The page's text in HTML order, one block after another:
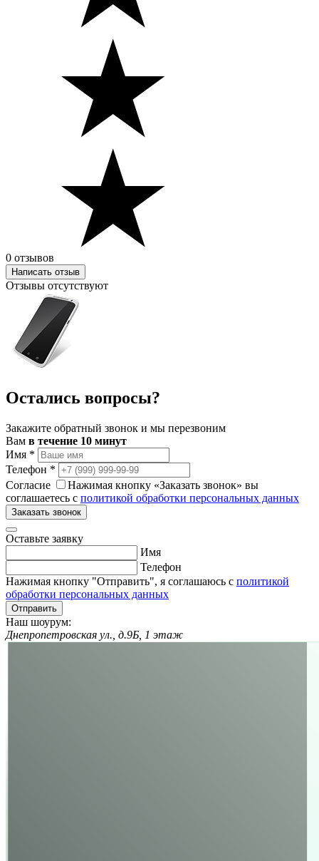
0 отзывов
Написать отзыв
Отзывы отсутствуют
Остались вопросы?
Закажите обратный звонок и мы перезвоним
Вам в течение 10 минут
Имя *
Телефон *
Согласие
Нажимая кнопку «Заказать звонок» вы
соглашаетесь с политикой обработки персональных данных
Заказать звонок
Оставьте заявку
Имя
Телефон
Нажимая кнопку "Отправить", я соглашаюсь с политикой
обработки персональных данных
Отправить
Наш шоурум:
Днепропетровская ул., д.9Б, 1 этаж